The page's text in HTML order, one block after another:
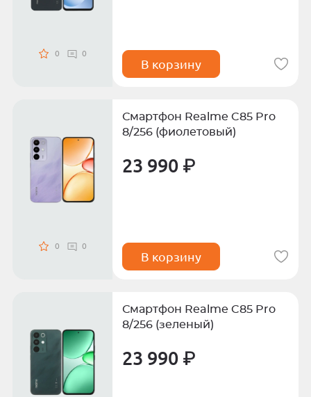
0 0
В корзину
0 0
Смартфон Realme C85 Pro
8/256 (фиолетовый)
23 990 ₽
В корзину
Смартфон Realme C85 Pro
8/256 (зеленый)
23 990 ₽